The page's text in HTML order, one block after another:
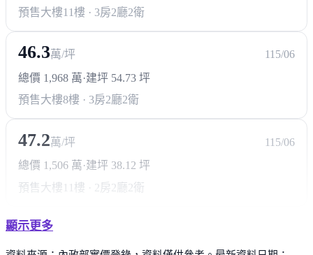
預售大樓11樓 · 3房2廳2衛
46.3萬/坪
115/06
總價 1,968 萬·建坪 54.73 坪
預售大樓8樓 · 3房2廳2衛
47.2萬/坪
115/06
總價 1,506 萬 ·建坪 38.12 坪
預售大樓 11樓 · 2房2廳2衛
顯示更多